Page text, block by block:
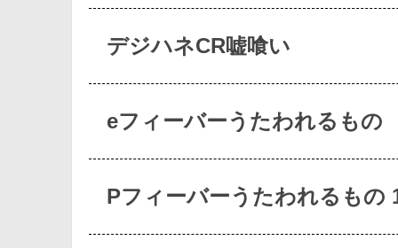
デジハネCR嘘喰い
eフィーバーうたわれるもの
Pフィーバーうたわれるもの